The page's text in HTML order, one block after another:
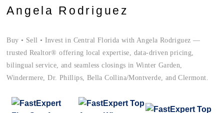
Angela Rodriguez
Buy • Sell • Invest in Central Florida with Angela Rodriguez —
trusted Realtor® offering local expertise, data-driven pricing,
bilingual service, and seamless closings in Winter Garden,
Windermere, Dr. Phillips, Bella Collina/Montverde, and Clermont.